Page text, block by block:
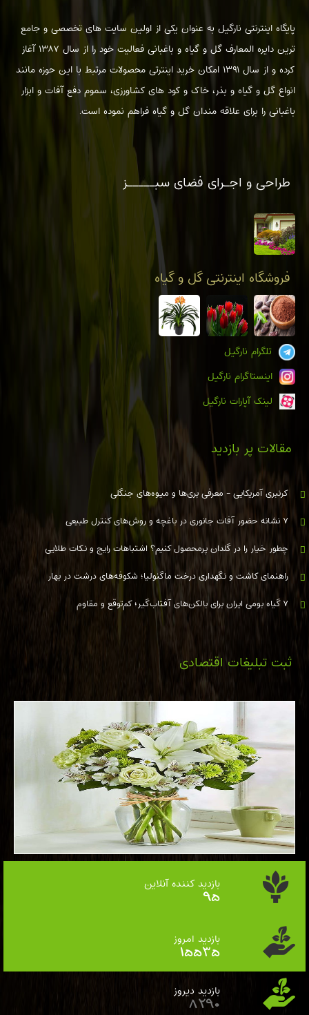
پایگاه اینترنتی نارگیل به عنوان یکی از اولین سایت های تخصصی و جامع
ترین دایره المعارف گل و گیاه و باغبانی فعالیت خود را از سال ۱۳۸۷ آغاز
کرده و از سال ۱۳۹۱ امکان خرید اینترتی محصولات مرتبط با این حوزه مانند
انواع گل و گیاه و بذر، خاک و کود های کشاورزی، سموم دفع آفات و ابزار
باغبانی را برای علاقه مندان گل و گیاه فراهم نموده است.
طراحی و اجـرای فضای سبـــــز
فروشگاه اینترنتی گل و گیاه
تلگرام نارگیل
اینستاگرام نارگیل
لینک آپارات نارگیل
مقالات پر بازدید
کرنبری آمریکایی - معرفی بری‌ها و میوه‌های جنگلی
۷ نشانه حضور آفات جانوری در باغچه و روش‌های کنترل طبیعی
چطور خیار را در گلدان پرمحصول کنیم؟ اشتباهات رایج و نکات طلایی
راهنمای کاشت و نگهداری درخت ماگنولیا؛ شکوفه‌های درشت در بهار
۷ گیاه بومی ایران برای بالکن‌های آفتاب‌گیر؛ کم‌توقع و مقاوم
ثبت تبلیغات اقتصادی
بازدید کننده آنلاین
113
بازدید امروز
18393
بازدید دیروز
9815